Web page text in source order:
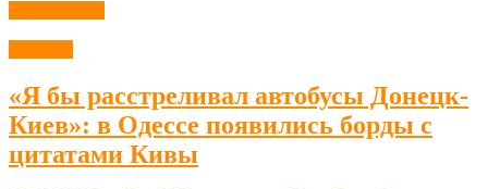
«Я бы расстреливал автобусы Донецк-
Киев»: в Одессе появились борды с
цитатами Кивы